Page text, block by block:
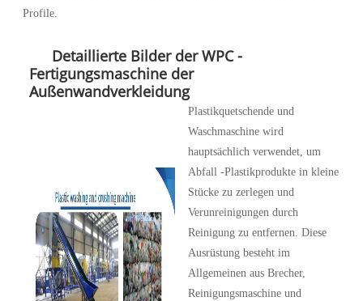
Profile.
Detaillierte Bilder der WPC -
Fertigungsmaschine der
Außenwandverkleidung
Plastikquetschende und
Waschmaschine wird
hauptsächlich verwendet, um
Abfall -Plastikprodukte in kleine
Stücke zu zerlegen und
Verunreinigungen durch
Reinigung zu entfernen. Diese
Ausrüstung besteht im
Allgemeinen aus Brecher,
Reinigungsmaschine und